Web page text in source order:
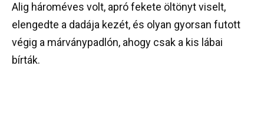
Alig hároméves volt, apró fekete öltönyt viselt,
elengedte a dadája kezét, és olyan gyorsan futott
végig a márványpadlón, ahogy csak a kis lábai
bírták.